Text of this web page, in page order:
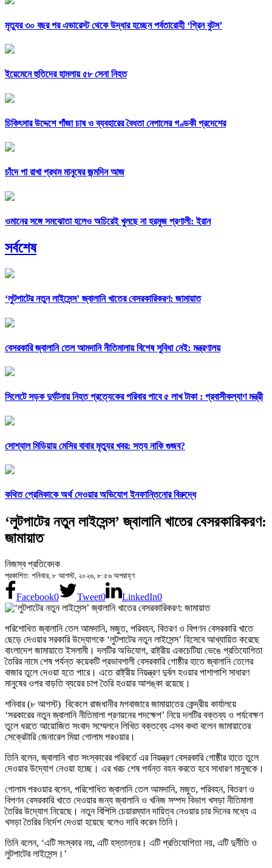
মৃত্যুর ৩০ বছর পর এভারেস্ট থেকে উদ্ধার হচ্ছেন পর্বতারোহী ‘গ্রিন বুটস’
ইয়েমেনে হুতিদের হামলায় ৫৮ সেনা নিহত
চিকিৎসার উদ্দেশে গাঁজা চাষ ও ব্যবহারের বৈধতা নেপালের গণ্ডকী প্রদেশের
চাঁদে পা রাখা প্রথম মানুষের জন্মদিন আজ
ওমানের সঙ্গে সমঝোতা হলেও অচিরেই খুলছে না হরমুজ প্রণালী: ইরান
সর্বশেষ
‘লুটপাটের নতুন লাইসেন্স’ জ্বালানি খাতের বেসরকারিকরণ: জামায়াত
বেসরকারি জ্বালানি তেল আমদানি নীতিমালায় বিশেষ সুবিধা নেই: মন্ত্রণালয়
সিলেটে সড়ক দুর্ঘটনায় নিহত প্রত্যেকের পরিবার পাবে ৫ লাখ টাকা : প্রবাসীকল্যাণ মন্ত্রী
সোশ্যাল মিডিয়ায় মেসির বাবার মৃত্যুর খবর: সত্য নাকি গুজব?
কথিত প্রেমিকাকে অর্থ দেওয়ার অভিযোগ ইনফান্তিনোর বিরুদ্ধে
‘লুটপাটের নতুন লাইসেন্স’ জ্বালানি খাতের বেসরকারিকরণ:
জামায়াত
নিজস্ব প্রতিবেদক
প্রকাশিত: শনিবার, ৮ আগস্ট, ২০২৬, ৮:৫৬ অপরাহ্ণ
Facebook0 Tweet0 LinkedIn0
পরিশোধিত জ্বালানি তেল আমদানি, মজুত, পরিবহন, বিতরণ ও বিপণন বেসরকারি খাতে
ছেড়ে দেওয়ার সরকারি উদ্যোগকে ‘লুটপাটের নতুন লাইসেন্স’ হিসেবে আখ্যায়িত করেছে
বাংলাদেশ জামায়াতে ইসলামী। দলটির অভিযোগ, রাষ্ট্রীয় একচেটিয়া ভেঙে প্রতিযোগিতা
তৈরির নামে শেষ পর্যন্ত কয়েকটি প্রভাবশালী বেসরকারি গোষ্ঠীর হাতে জ্বালানি তেলের
বাজার তুলে দেওয়া হতে পারে। এতে রাষ্ট্রীয় নিয়ন্ত্রণ দুর্বল হওয়ার পাশাপাশি সাধারণ
মানুষের ওপর বাড়তি ব্যয়ের চাপ তৈরি হওয়ার আশঙ্কা রয়েছে।
শনিবার (৮ আগস্ট) বিকেলে রাজধানীর মগবাজারে জামায়াতের কেন্দ্রীয় কার্যালয়ে
‘সরকারের নতুন জ্বালানি নীতিমালা প্রণয়নের পদক্ষেপ’ নিয়ে দলটির বক্তব্য ও পর্যবেক্ষণ
তুলে ধরতে আয়োজিত সংবাদ সম্মেলনে লিখিত বক্তব্যে এসব কথা বলেন জামায়াতের
সেক্রেটারি জেনারেল মিয়া গোলাম পরওয়ার।
তিনি বলেন, জ্বালানি খাত সংস্কারের পরিবর্তে এর নিয়ন্ত্রণ বেসরকারি গোষ্ঠীর হাতে তুলে
দেওয়ার উদ্যোগ নেওয়া হচ্ছে। এর খরচ শেষ পর্যন্ত বহন করতে হবে সাধারণ মানুষকে।
গোলাম পরওয়ার বলেন, পরিশোধিত জ্বালানি তেল আমদানি, মজুত, পরিবহন, বিতরণ ও
বিপণন বেসরকারি খাতে দেওয়ার জন্য জ্বালানি ও খনিজ সম্পদ বিভাগ খসড়া নীতিমালা
তৈরির উদ্যোগ নিয়েছে। নতুন বিপিসি চেয়ারম্যান দায়িত্ব নেওয়ার চার দিনের মধ্যে এ
খসড়া তৈরির নির্দেশ দেওয়া হয়েছে বলেও দাবি করেন তিনি।
তিনি বলেন, ‘এটি সংস্কার নয়, এটি হস্তান্তর। এটি প্রতিযোগিতা নয়, এটি দুর্নীতি ও
লুটপাটের লাইসেন্স।’